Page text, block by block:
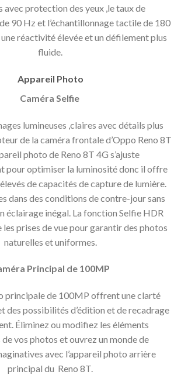
avec protection des yeux ,le taux de
90 Hz et l’échantillonnage tactile de 180
réactivité élevée et un défilement plus
fluide.
Appareil Photo
Caméra Selfie
lumineuses ,claires avec détails plus
de la caméra frontale d’Oppo Reno 8T
photo de Reno 8T 4G s’ajuste
pour optimiser la luminosité donc il offre
de capacités de capture de lumière.
dans des conditions de contre-jour sans
éclairage inégal. La fonction Selfie HDR
prises de vue pour garantir des photos
naturelles et uniformes.
Principal de 100MP
principale de 100MP offrent une clarté
des possibilités d’édition et de recadrage
Éliminez ou modifiez les éléments
vos photos et ouvrez un monde de
avec l’appareil photo arrière
principal du Reno 8T.